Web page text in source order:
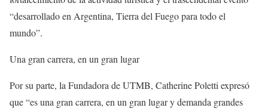
“desarrollado en Argentina, Tierra del Fuego para todo el
mundo”.
Una gran carrera, en un gran lugar
Por su parte, la Fundadora de UTMB, Catherine Poletti expresó
que “es una gran carrera, en un gran lugar y demanda grandes